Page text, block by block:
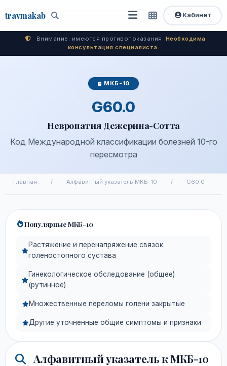
travmakab Поиск
Открыть
меню
Быстрый
доступ
Кабинет
Внимание: имеются противопоказания. Необходима
консультация специалиста.
МКБ-10
G60.0
Невропатия Дежерина-Сотта
Код Международной классификации болезней 10-го
пересмотра
Главная / Алфавитный указатель МКБ-10 / G60.0
Популярные МКБ-10
Растяжение и перенапряжение связок
голеностопного сустава
Гинекологическое обследование (общее)
(рутинное)
Множественные переломы голени закрытые
Другие уточненные общие симптомы и признаки
Алфавитный указатель к МКБ-10